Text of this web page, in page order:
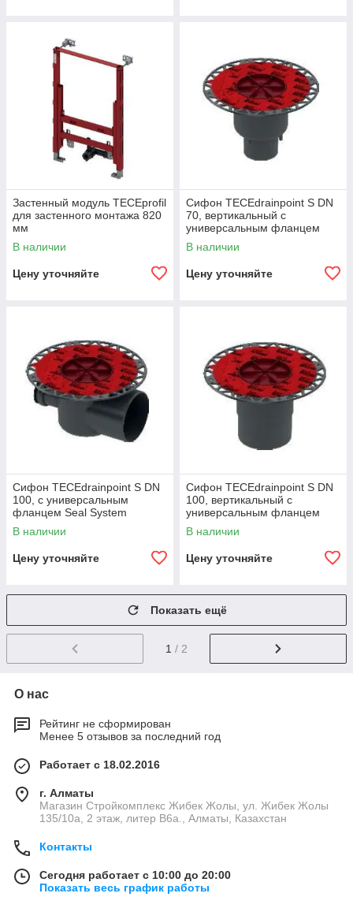
Застенный модуль TECEprofil
для застенного монтажа 820
мм
В наличии
Цену уточняйте
Сифон TECEdrainpoint S DN
70, вертикальный с
универсальным фланцем
Seal System
В наличии
Цену уточняйте
Сифон TECEdrainpoint S DN
100, с универсальным
фланцем Seal System
В наличии
Цену уточняйте
Сифон TECEdrainpoint S DN
100, вертикальный с
универсальным фланцем
Seal System
В наличии
Цену уточняйте
Показать ещё
1 / 2
О нас
Рейтинг не сформирован
Менее 5 отзывов за последний год
Работает с 18.02.2016
г. Алматы
Магазин Стройкомплекс Жибек Жолы, ул. Жибек Жолы
135/10а, 2 этаж, литер В6а., Алматы, Казахстан
Контакты
Сегодня работает с 10:00 до 20:00
Показать весь график работы